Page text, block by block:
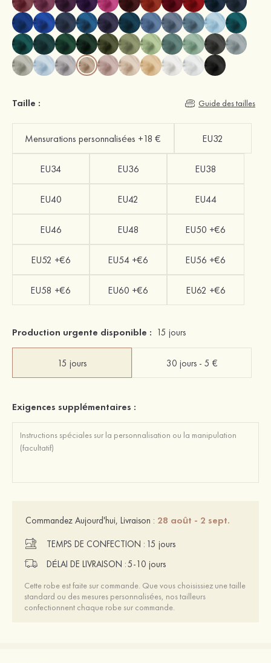
Taille : Guide des tailles
Mensurations personnalisées +18 € EU32
EU34 EU36 EU38
EU40 EU42 EU44
EU46 EU48 EU50 +€6
EU52 +€6 EU54 +€6 EU56 +€6
EU58 +€6 EU60 +€6 EU62 +€6
Production urgente disponible : 15 jours
15 jours 30 jours - 5 €
Exigences supplémentaires :
Commandez Aujourd'hui, Livraison : 28 août - 2 sept.
TEMPS DE CONFECTION : 15 jours
DÉLAI DE LIVRAISON :5-10 jours
Cette robe est faite sur commande. Que vous choisissiez une taille
standard ou des mesures personnalisées, nos tailleurs
confectionnent chaque robe sur commande.